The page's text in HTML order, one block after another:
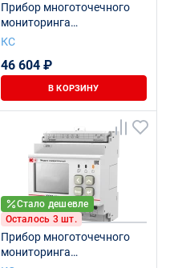
Прибор многоточечного
мониторинга
электроэнергии КСМ-М1-2-
КС
46 604 ₽
В КОРЗИНУ
Стало дешевле
Осталось 3 шт.
Прибор многоточечного
мониторинга